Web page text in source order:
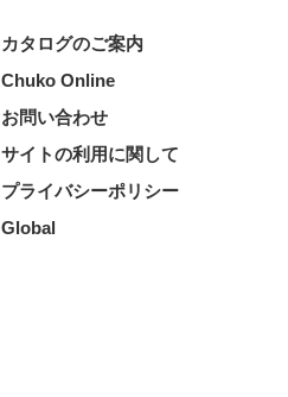
カタログのご案内
Chuko Online
お問い合わせ
サイトの利用に関して
プライバシーポリシー
Global